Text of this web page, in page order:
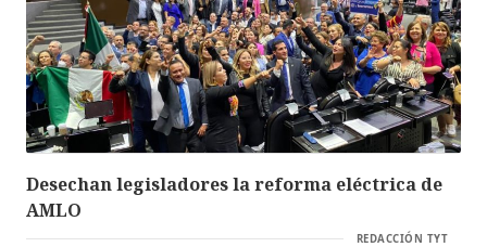
Desechan legisladores la reforma eléctrica de
AMLO
REDACCIÓN TYT